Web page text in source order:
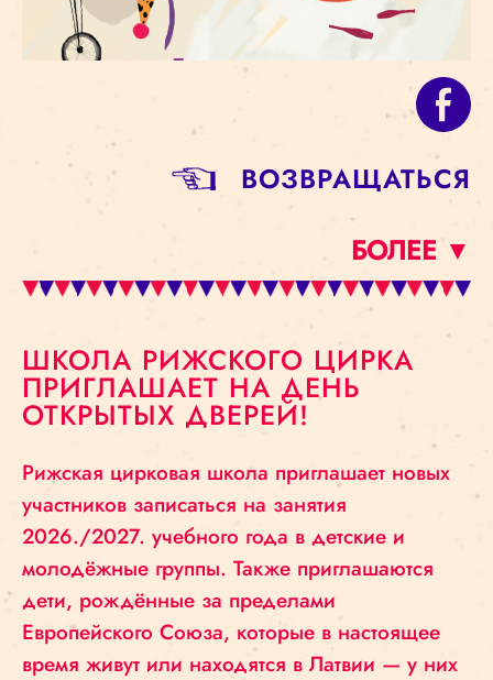
BОЗВРАЩАТЬСЯ
БОЛЕЕ ▼
ШКОЛА РИЖСКОГО ЦИРКА
ПРИГЛАШАЕТ НА ДЕНЬ
ОТКРЫТЫХ ДВЕРЕЙ!
Рижская цирковая школа приглашает новых
участников записаться на занятия
2026./2027. учебного года в детские и
молодёжные группы. Также приглашаются
дети, рождённые за пределами
Европейского Союза, которые в настоящее
время живут или находятся в Латвии — у них